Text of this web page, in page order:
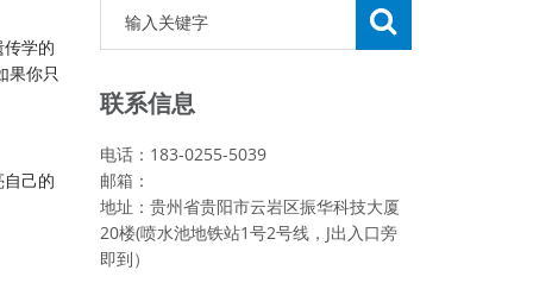
学的
果你只
己的
联系信息
电话：183-0255-5039
邮箱：
地址：贵州省贵阳市云岩区振华科技大厦
20楼(喷水池地铁站1号2号线，J出入口旁
即到）